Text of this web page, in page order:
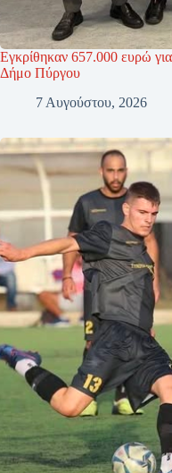
Εγκρίθηκαν 657.000 ευρώ για
Δήμο Πύργου
7 Αυγούστου, 2026